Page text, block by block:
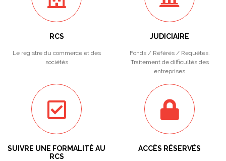
RCS
Le registre du commerce et des
sociétés
JUDICIAIRE
Fonds / Référés / Requêtes.
Traitement de difficultés des
entreprises
SUIVRE UNE FORMALITÉ AU
RCS
ACCÈS RÉSERVÉS